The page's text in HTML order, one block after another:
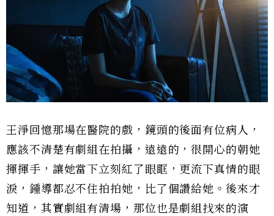
王淨回憶那場在醫院的戲，鏡頭的後面有位病人，
應該不清楚有劇組在拍攝，遠遠的，很開心的朝她
揮揮手，讓她當下立刻紅了眼眶，更流下真情的眼
淚，鍾導都忍不住拍拍她，比了個讚給她。後來才
知道，其實劇組有清場，那位也是劇組找來的演